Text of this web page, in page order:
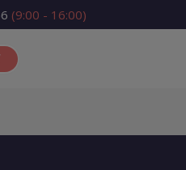
(9:00 - 16:00)